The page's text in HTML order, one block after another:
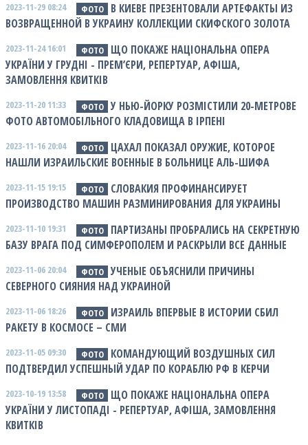
2023-11-29 08:24 ФОТО
В КИЕВЕ ПРЕЗЕНТОВАЛИ АРТЕФАКТЫ ИЗ
ВОЗВРАЩЕННОЙ В УКРАИНУ КОЛЛЕКЦИИ СКИФСКОГО ЗОЛОТА
2023-11-24 16:01 ФОТО
ЩО ПОКАЖЕ НАЦІОНАЛЬНА ОПЕРА
УКРАЇНИ У ГРУДНІ - ПРЕМ’ЄРИ, РЕПЕРТУАР, АФІША,
ЗАМОВЛЕННЯ КВИТКІВ
2023-11-20 11:33 ФОТО У НЬЮ-ЙОРКУ РОЗМІСТИЛИ 20-МЕТРОВЕ
ФОТО АВТОМОБІЛЬНОГО КЛАДОВИЩА В ІРПЕНІ
2023-11-16 20:04 ФОТО
ЦАХАЛ ПОКАЗАЛ ОРУЖИЕ, КОТОРОЕ
НАШЛИ ИЗРАИЛЬСКИЕ ВОЕННЫЕ В БОЛЬНИЦЕ АЛЬ-ШИФА
2023-11-15 19:15 ФОТО
СЛОВАКИЯ ПРОФИНАНСИРУЕТ
ПРОИЗВОДСТВО МАШИН РАЗМИНИРОВАНИЯ ДЛЯ УКРАИНЫ
2023-11-10 19:31 ФОТО
ПАРТИЗАНЫ ПРОБРАЛИСЬ НА СЕКРЕТНУЮ
БАЗУ ВРАГА ПОД СИМФЕРОПОЛЕМ И РАСКРЫЛИ ВСЕ ДАННЫЕ
2023-11-06 20:04 ФОТО УЧЕНЫЕ ОБЪЯСНИЛИ ПРИЧИНЫ
СЕВЕРНОГО СИЯНИЯ НАД УКРАИНОЙ
2023-11-06 18:26 ФОТО
ИЗРАИЛЬ ВПЕРВЫЕ В ИСТОРИИ СБИЛ
РАКЕТУ В КОСМОСЕ – СМИ
2023-11-05 09:30 ФОТО
КОМАНДУЮЩИЙ ВОЗДУШНЫХ СИЛ
ПОДТВЕРДИЛ УСПЕШНЫЙ УДАР ПО КОРАБЛЮ РФ В КЕРЧИ
2023-10-19 13:58 ФОТО
ЩО ПОКАЖЕ НАЦІОНАЛЬНА ОПЕРА
УКРАЇНИ У ЛИСТОПАДІ - РЕПЕРТУАР, АФІША, ЗАМОВЛЕННЯ
КВИТКІВ